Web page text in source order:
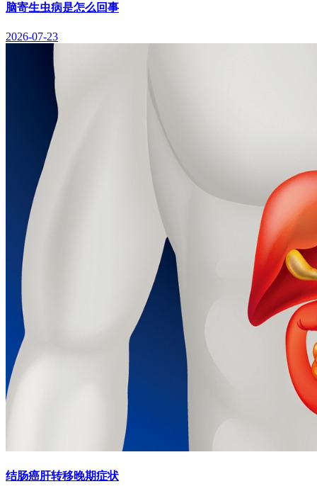
脑寄生虫病是怎么回事
2026-07-23
结肠癌肝转移晚期症状